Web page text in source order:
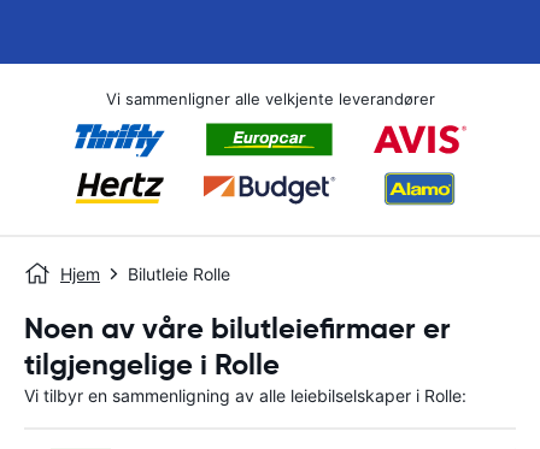
Vi sammenligner alle velkjente leverandører
Hjem Bilutleie Rolle
Noen av våre bilutleiefirmaer er
tilgjengelige i Rolle
Vi tilbyr en sammenligning av alle leiebilselskaper i Rolle: